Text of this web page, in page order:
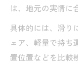
は、地元の実情に
具体的には、滑り
ェア、軽量で持ち
置位置などを比較